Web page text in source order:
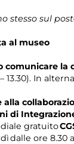
stesso sul
al museo
comunicare
13.30). In
di
gratuito
dalle ore 8.30